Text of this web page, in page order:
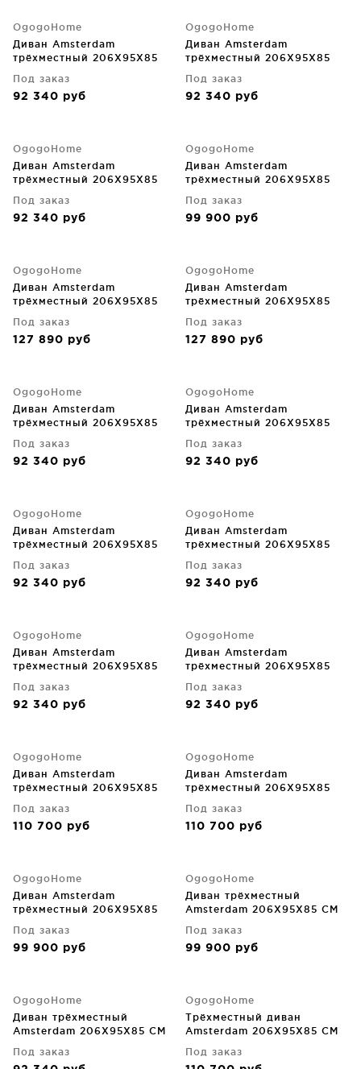
OgogoHome
Диван Amsterdam
трёхместный 206X95X85
Под заказ
92 340 руб
OgogoHome
Диван Amsterdam
трёхместный 206X95X85
Под заказ
92 340 руб
OgogoHome
Диван Amsterdam
трёхместный 206X95X85
Под заказ
92 340 руб
OgogoHome
Диван Amsterdam
трёхместный 206X95X85
Под заказ
99 900 руб
OgogoHome
Диван Amsterdam
трёхместный 206X95X85
Под заказ
127 890 руб
OgogoHome
Диван Amsterdam
трёхместный 206X95X85
Под заказ
127 890 руб
OgogoHome
Диван Amsterdam
трёхместный 206X95X85
Под заказ
92 340 руб
OgogoHome
Диван Amsterdam
трёхместный 206X95X85
Под заказ
92 340 руб
OgogoHome
Диван Amsterdam
трёхместный 206X95X85
Под заказ
92 340 руб
OgogoHome
Диван Amsterdam
трёхместный 206X95X85
Под заказ
92 340 руб
OgogoHome
Диван Amsterdam
трёхместный 206X95X85
Под заказ
92 340 руб
OgogoHome
Диван Amsterdam
трёхместный 206X95X85
Под заказ
92 340 руб
OgogoHome
Диван Amsterdam
трёхместный 206X95X85
Под заказ
110 700 руб
OgogoHome
Диван Amsterdam
трёхместный 206X95X85
Под заказ
110 700 руб
OgogoHome
Диван Amsterdam
трёхместный 206X95X85
Под заказ
99 900 руб
OgogoHome
Диван трёхместный
Amsterdam 206X95X85 CM
Под заказ
99 900 руб
OgogoHome
Диван трёхместный
Amsterdam 206X95X85 CM
Под заказ
OgogoHome
Трёхместный диван
Amsterdam 206X95X85 CM
Под заказ